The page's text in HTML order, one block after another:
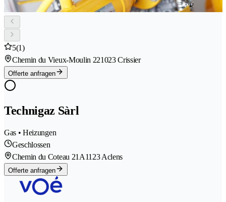
5(1)
Chemin du Vieux-Moulin 221023 Crissier
Offerte anfragen
Technigaz Sàrl
Gas • Heizungen
Geschlossen
Chemin du Coteau 21A1123 Aclens
Offerte anfragen